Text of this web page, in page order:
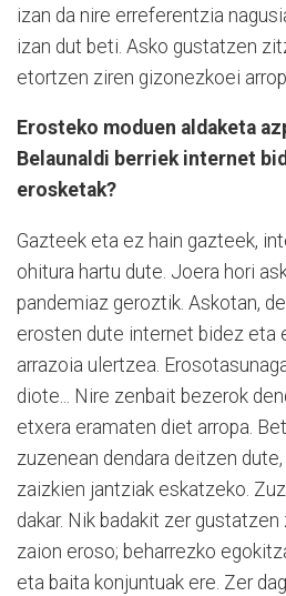
izan da nire erreferentzia
izan dut beti. Asko gustatzen
etortzen ziren gizonezkoei
Erosteko moduen aldaketa
Belaunaldi berriek internet
erosketak?
Gazteek eta ez hain gazteek,
ohitura hartu dute. Joera hori
pandemiaz geroztik. Askotan,
erosten dute internet bidez eta
arrazoia ulertzea.
diote... Nire zenbait bezerok
etxera eramaten diet arropa.
zuzenean dendara deitzen
zaizkien jantziak eskatzeko.
dakar. Nik badakit zer
zaion eroso; beharrezko
eta baita konjuntuak ere. Zer